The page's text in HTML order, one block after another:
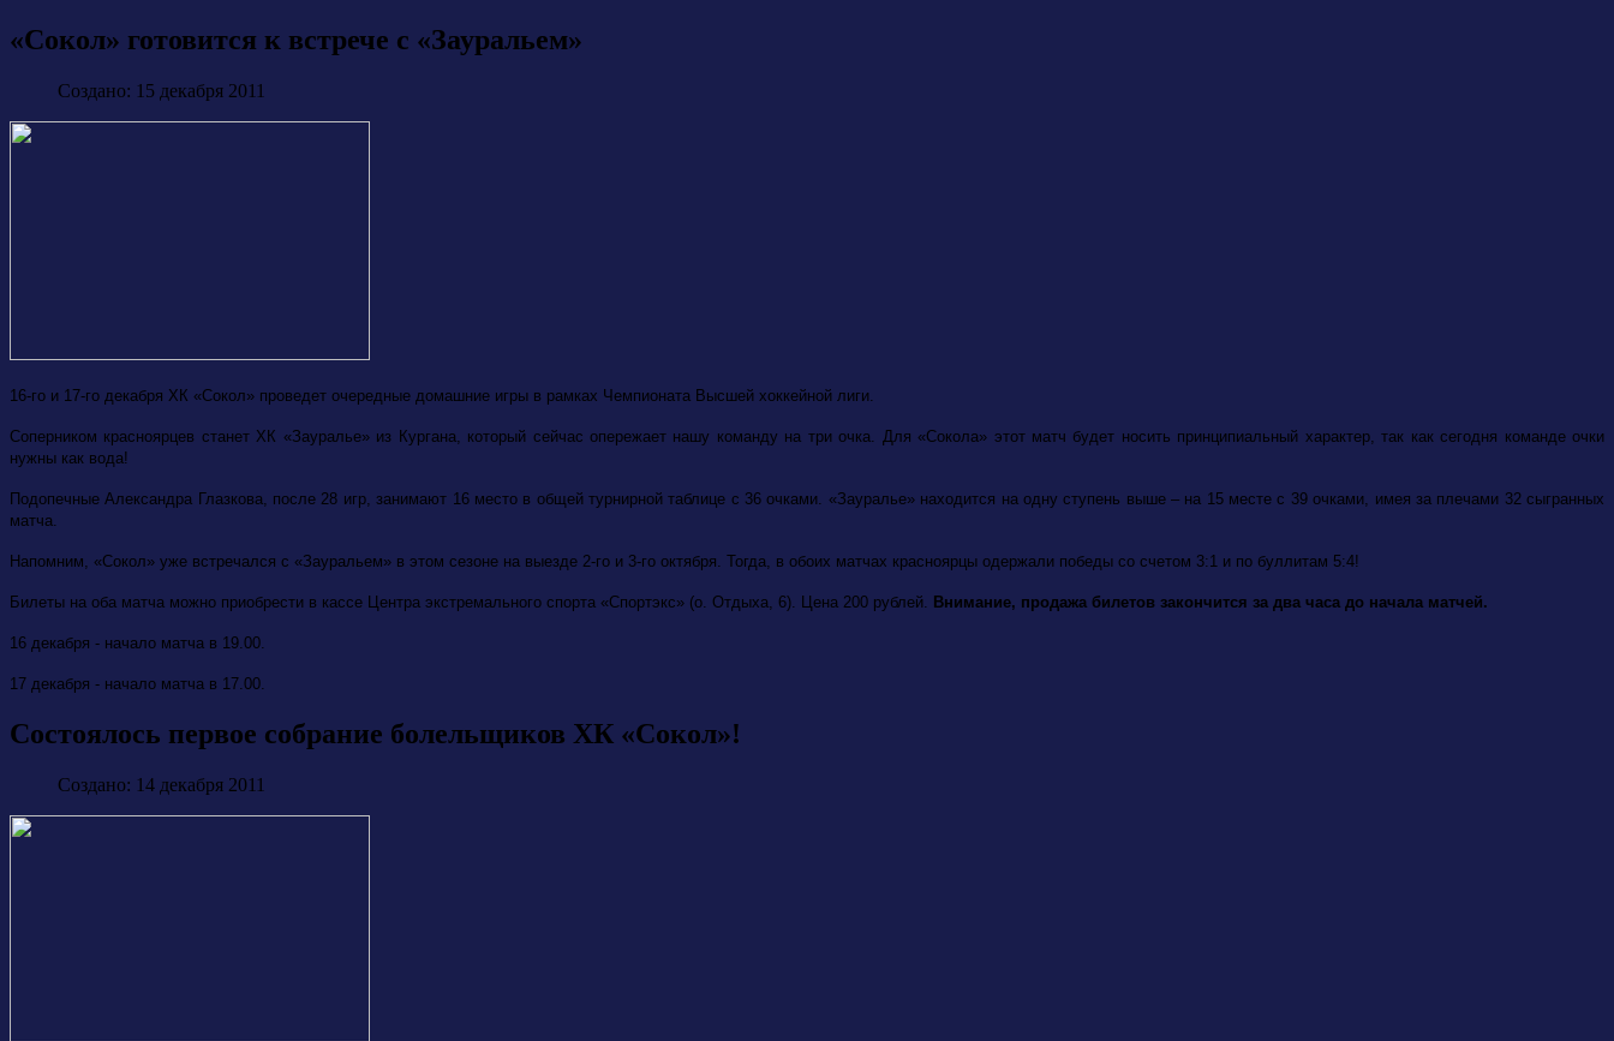
«Сокол» готовится к встрече с «Зауральем»
Создано: 15 декабря 2011
16-го и 17-го декабря ХК «Сокол» проведет очередные домашние игры в рамках Чемпионата Высшей хоккейной лиги.
Соперником красноярцев станет ХК «Зауралье» из Кургана, который сейчас опережает нашу команду на три очка. Для «Сокола» этот матч будет носить принципиальный характер, так как сегодня команде очки
нужны как вода!
Подопечные Александра Глазкова, после 28 игр, занимают 16 место в общей турнирной таблице с 36 очками. «Зауралье» находится на одну ступень выше – на 15 месте с 39 очками, имея за плечами 32 сыгранных
матча.
Напомним, «Сокол» уже встречался с «Зауральем» в этом сезоне на выезде 2-го и 3-го октября. Тогда, в обоих матчах красноярцы одержали победы со счетом 3:1 и по буллитам 5:4!
Билеты на оба матча можно приобрести в кассе Центра экстремального спорта «Спортэкс» (о. Отдыха, 6). Цена 200 рублей. Внимание, продажа билетов закончится за два часа до начала матчей.
16 декабря - начало матча в 19.00.
17 декабря - начало матча в 17.00.
Состоялось первое собрание болельщиков ХК «Сокол»!
Создано: 14 декабря 2011